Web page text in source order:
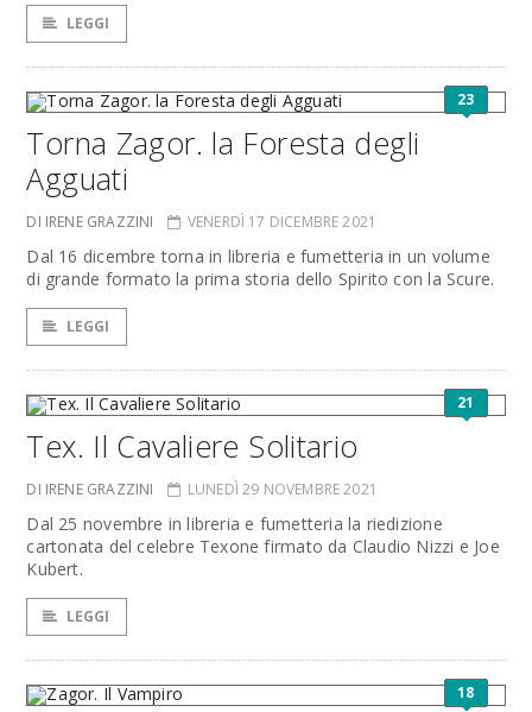
LEGGI
23
Torna Zagor. la Foresta degli
Agguati
DI IRENE GRAZZINI VENERDÌ 17 DICEMBRE 2021
Dal 16 dicembre torna in libreria e fumetteria in un volume
di grande formato la prima storia dello Spirito con la Scure.
LEGGI
21
Tex. Il Cavaliere Solitario
DI IRENE GRAZZINI LUNEDÌ 29 NOVEMBRE 2021
Dal 25 novembre in libreria e fumetteria la riedizione
cartonata del celebre Texone firmato da Claudio Nizzi e Joe
Kubert.
LEGGI
18